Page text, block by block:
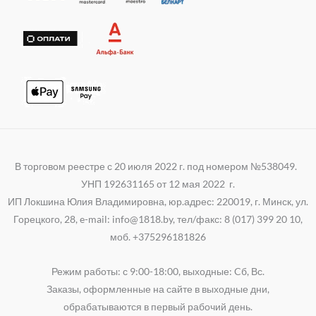
p
m
В торговом реестре с 20 июля 2022 г. под номером №538049.
УНП 192631165 от 12 мая 2022 г.
ИП Локшина Юлия Владимировна, юр.адрес: 220019, г. Минск, ул.
Горецкого, 28, e-mail: info@1818.by, тел/факс: 8 (017) 399 20 10,
моб. +375296181826
Режим работы: с 9:00-18:00, выходные: Cб, Вс.
Заказы, оформленные на сайте в выходные дни,
обрабатываются в первый рабочий день.